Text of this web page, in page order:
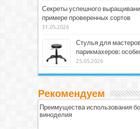
Секреты успешного
примере проверенных сортов
31.05.2026
Стулья для
парикмахеров:
25.05.2026
Рекомендуем
Преимущества использования
виноделия